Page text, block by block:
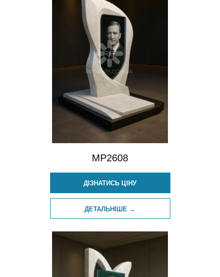
MP2608
ДІЗНАТИСЬ ЦІНУ
ДЕТАЛЬНІШЕ →